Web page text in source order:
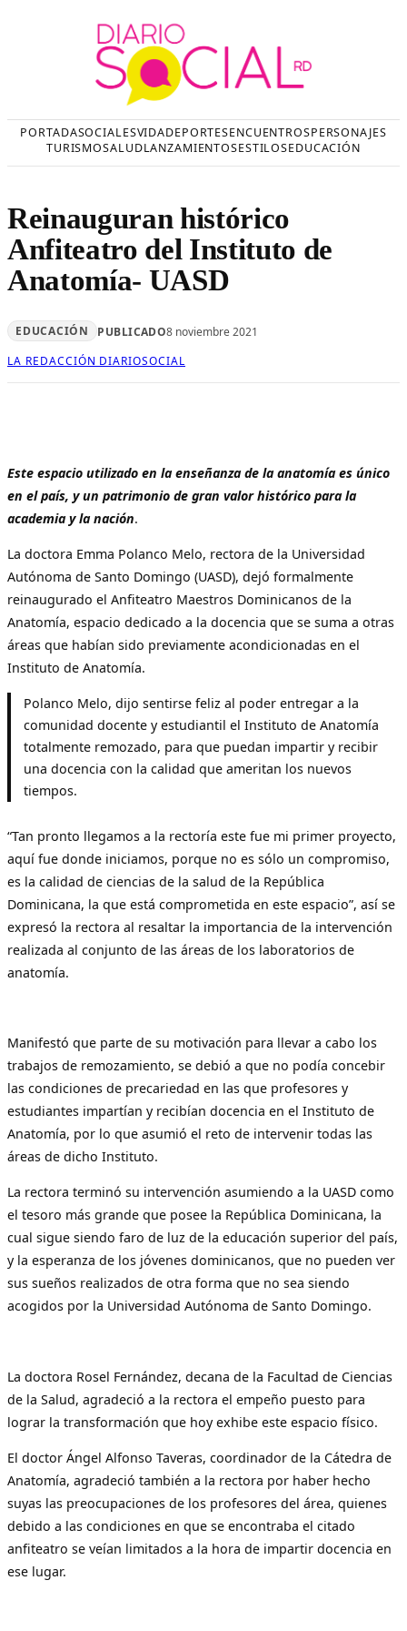
PORTADASOCIALESVIDADEPORTESENCUENTROSPERSONAJES
TURISMOSALUDLANZAMIENTOSESTILOSEDUCACIÓN
Reinauguran histórico
Anfiteatro del Instituto de
Anatomía- UASD
EDUCACIÓN PUBLICADO8 noviembre 2021
LA REDACCIÓN DIARIOSOCIAL
Este espacio utilizado en la enseñanza de la anatomía es único
en el país, y un patrimonio de gran valor histórico para la
academia y la nación.
La doctora Emma Polanco Melo, rectora de la Universidad
Autónoma de Santo Domingo (UASD), dejó formalmente
reinaugurado el Anfiteatro Maestros Dominicanos de la
Anatomía, espacio dedicado a la docencia que se suma a otras
áreas que habían sido previamente acondicionadas en el
Instituto de Anatomía.
Polanco Melo, dijo sentirse feliz al poder entregar a la
comunidad docente y estudiantil el Instituto de Anatomía
totalmente remozado, para que puedan impartir y recibir
una docencia con la calidad que ameritan los nuevos
tiempos.
“Tan pronto llegamos a la rectoría este fue mi primer proyecto,
aquí fue donde iniciamos, porque no es sólo un compromiso,
es la calidad de ciencias de la salud de la República
Dominicana, la que está comprometida en este espacio”, así se
expresó la rectora al resaltar la importancia de la intervención
realizada al conjunto de las áreas de los laboratorios de
anatomía.
Manifestó que parte de su motivación para llevar a cabo los
trabajos de remozamiento, se debió a que no podía concebir
las condiciones de precariedad en las que profesores y
estudiantes impartían y recibían docencia en el Instituto de
Anatomía, por lo que asumió el reto de intervenir todas las
áreas de dicho Instituto.
La rectora terminó su intervención asumiendo a la UASD como
el tesoro más grande que posee la República Dominicana, la
cual sigue siendo faro de luz de la educación superior del país,
y la esperanza de los jóvenes dominicanos, que no pueden ver
sus sueños realizados de otra forma que no sea siendo
acogidos por la Universidad Autónoma de Santo Domingo.
La doctora Rosel Fernández, decana de la Facultad de Ciencias
de la Salud, agradeció a la rectora el empeño puesto para
lograr la transformación que hoy exhibe este espacio físico.
El doctor Ángel Alfonso Taveras, coordinador de la Cátedra de
Anatomía, agradeció también a la rectora por haber hecho
suyas las preocupaciones de los profesores del área, quienes
debido a las condiciones en que se encontraba el citado
anfiteatro se veían limitados a la hora de impartir docencia en
ese lugar.